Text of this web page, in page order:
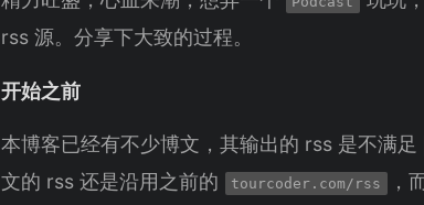
rss 源。分享下大致的过程。
开始之前
本博客已经有不少博文，其输出的 rss 是不满足
文的 rss 还是沿用之前的
tourcoder.com/rss ，